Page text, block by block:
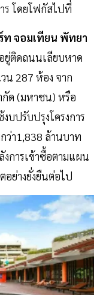
ร โดยโฟกัสไปที่
ท จอมเทียน พัทยา
ยู่ติดถนนเลียบหาด
น 287 ห้อง จาก
กัด (มหาชน) หรือ
บปรับปรุงโครงการ
ว่า1,838 ล้านบาท
การเข้าซื้อตามแผน
อย่างยั่งยืนต่อไป